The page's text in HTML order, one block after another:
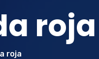
roja
roja